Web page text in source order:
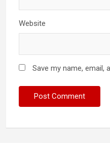
Website
Save my name,